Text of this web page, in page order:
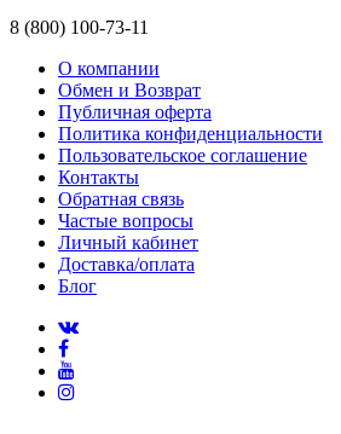
8 (800) 100-73-11
О компании
Обмен и Возврат
Публичная оферта
Политика конфиденциальности
Пользовательское соглашение
Контакты
Обратная связь
Частые вопросы
Личный кабинет
Доставка/оплата
Блог